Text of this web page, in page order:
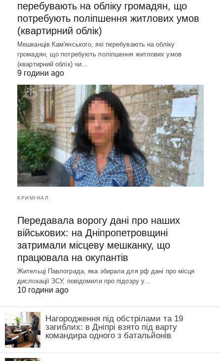
перебувають на обліку громадян, що
потребують поліпшення житлових умов
(квартирний облік)
Мешканців Кам'янського, які перебувають на обліку
громадян, що потребують поліпшення житлових умов
(квартирний облік) чи…
9 години ago
КРИМІНАЛ
Передавала ворогу дані про наших
військових: на Дніпропетровщині
затримали місцеву мешканку, що
працювала на окупантів
Жительці Павлограда, яка збирала для рф дані про місця
дислокації ЗСУ, повідомили про підозру у…
10 години ago
Нагородження під обстрілами та 19
загиблих: в Дніпрі взято під варту
командира одного з батальйонів